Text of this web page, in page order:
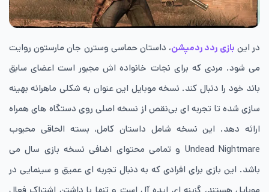
در این بازی ردد ردمپشن، داستان حماسی وسترن جان مارستون روایت
می شود. مردی که برای نجات خانواده اش مجبور است اعضای سابق
باند خود را دنبال کند. نسخه موبایل این عنوان به شکلی ماهرانه بهینه
سازی شده تا تجربه ای بی‌نقص از نسخه اصلی روی دستگاه های همراه
ارائه دهد. این نسخه شامل داستان کامل، بسته الحاقی محبوب
Undead Nightmare و تمامی محتوای اضافی نسخه بازی سال می
باشد. این بازی برای افرادی که به دنبال تجربه ای عمیق و سینمایی در